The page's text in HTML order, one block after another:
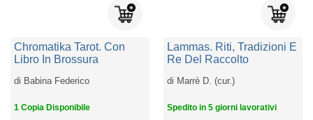
Chromatika Tarot. Con
Libro In Brossura
di Babina Federico
1 Copia Disponibile
Lammas. Riti, Tradizioni E
Re Del Raccolto
di Marrè D. (cur.)
Spedito in 5 giorni lavorativi